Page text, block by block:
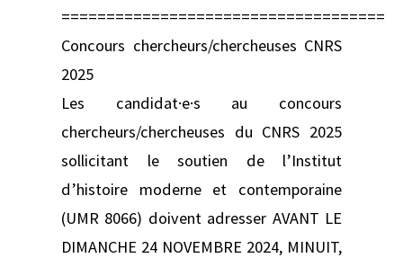
====================================
Concours chercheurs/chercheuses CNRS
2025
Les candidat·e·s au concours
chercheurs/chercheuses du CNRS 2025
sollicitant le soutien de l’Institut
d’histoire moderne et contemporaine
(UMR 8066) doivent adresser AVANT LE
DIMANCHE 24 NOVEMBRE 2024, MINUIT,